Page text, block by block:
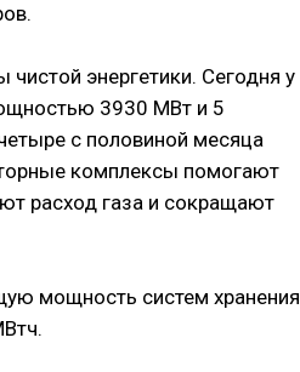
энергетики. Сегодня у
3930 МВт и 5
с половиной месяца
комплексы помогают
расход газа и сокращают
мощность систем хранения